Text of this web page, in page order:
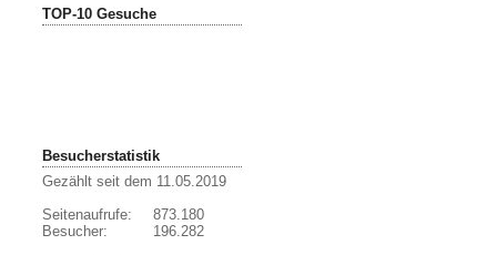
TOP-10 Gesuche
Besucherstatistik
Gezählt seit dem 11.05.2019
Seitenaufrufe:
Besucher:
873.180
196.282